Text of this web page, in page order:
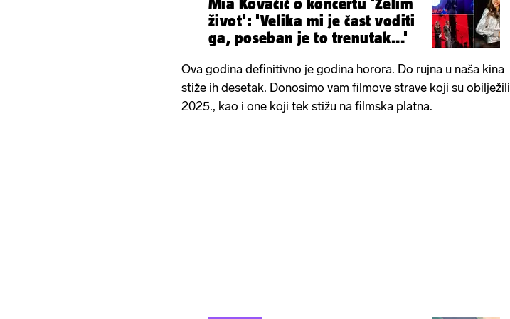
Mia Kovačić o koncertu 'Želim
život': 'Velika mi je čast voditi
ga, poseban je to trenutak...'
Ova godina definitivno je godina horora. Do rujna u naša kina
stiže ih desetak. Donosimo vam filmove strave koji su obilježili
2025., kao i one koji tek stižu na filmska platna.